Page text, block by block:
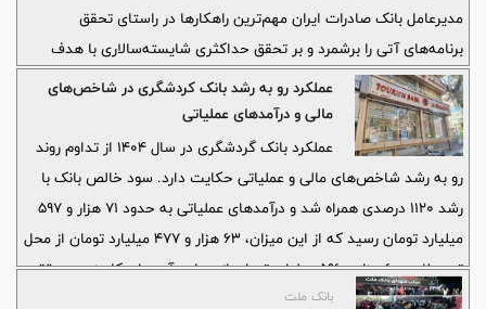
مدیرعامل بانک صادرات ایران مهم‌ترین راهکارها در راستای تحقق
برنامه‌های آتی را برشمرد و بر تحقق حداکثری شایسته‌سالاری با هدف
ارائه خدمات مطلوب به مشتریان تاکید کرد.عملکرد رو به رشد بانک کردشگری در شاخص‌های
مالی و درآمدهای عملیاتی
عملکرد بانک گردشگری در سال ۱۴۰۴ از تداوم روند
رو به رشد شاخص‌های مالی و عملیاتی حکایت دارد. سود خالص بانک با
رشد ۱۱۲۰ درصدی همراه شد و درآمدهای عملیاتی به حدود ۷۱ هزار و ۵۹۷
میلیارد تومان رسید که از این میزان، ۶۳ هزار و ۴۷۷ میلیارد تومان از محل
تسهیلات و ۶ هزار و ۵۹۶ میلیارد تومان از محل درآمدهای کارمزدی محقق
بانک ملت